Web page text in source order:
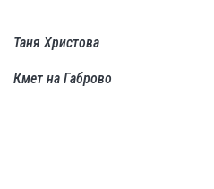
Таня Христова
Кмет на Габрово